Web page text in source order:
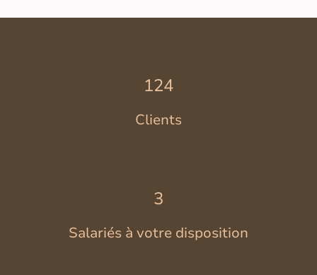
124
Clients
3
Salariés à votre disposition